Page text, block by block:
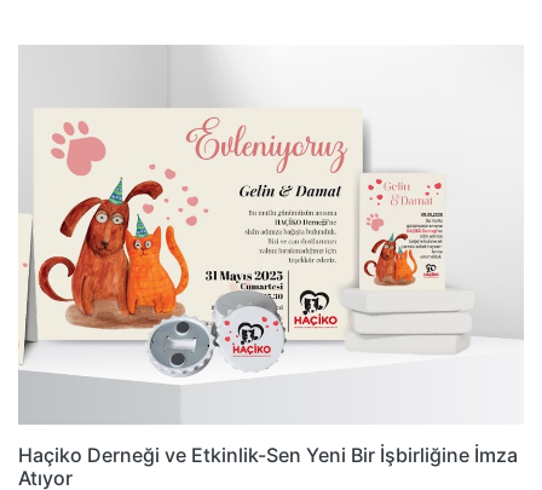
Haçiko Derneği ve Etkinlik-Sen Yeni Bir İşbirliğine İmza
Atıyor